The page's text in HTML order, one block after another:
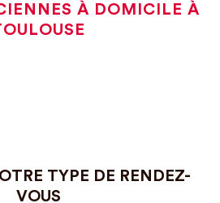
À DOMICILE À
TYPE DE RENDEZ-
VOUS